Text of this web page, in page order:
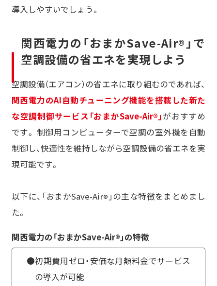
導入しやすいでしょう。
関西電力の「おまかSave-Air®」で
空調設備の省エネを実現しよう
空調設備（エアコン）の省エネに取り組むのであれば、
関西電力のAI自動チューニング機能を搭載した新た
な空調制御サービス「おまかSave-Air®」 がおすすめ
です。 制御用コンピューターで空調の室外機を自動
制御し、快適性を維持しながら空調設備の省エネを実
現可能です。
以下に、「おまかSave-Air® 」の主な特徴をまとめまし
た。
関西電力の「おまかSave-Air® 」の特徴
●初期費用ゼロ・安価な月額料金でサービス
の導入が可能